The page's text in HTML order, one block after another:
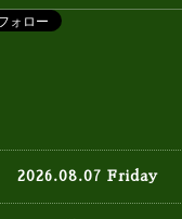
2026.08.07 Friday